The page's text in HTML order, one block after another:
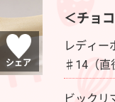
シェア
＜チョ
レディー
♯14（直
ビックリ